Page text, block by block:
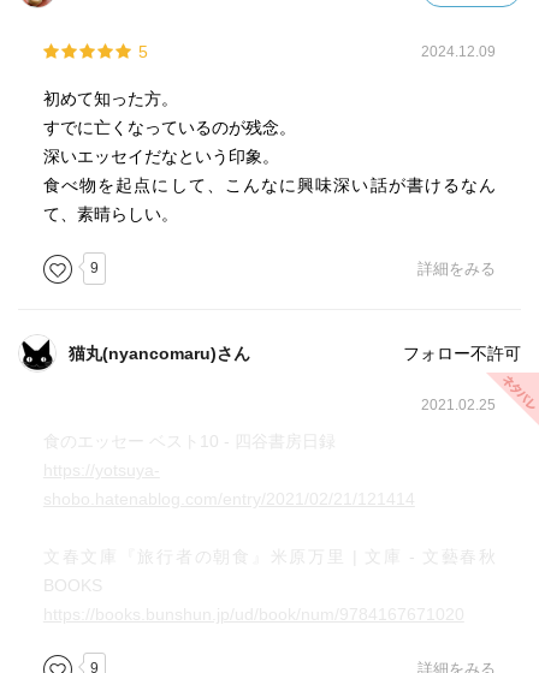
5 2024.12.09
初めて知った方。
すでに亡くなっているのが残念。
深いエッセイだなという印象。
食べ物を起点にして、こんなに興味深い話が書けるなん
て、素晴らしい。
9 詳細をみる
猫丸(nyancomaru)さん フォロー不許可
2021.02.25
食のエッセー ベスト10 - 四谷書房日録
文春文庫『旅行者の朝食』米原万里 | 文庫 - 文藝春秋
BOOKS
9 詳細をみる